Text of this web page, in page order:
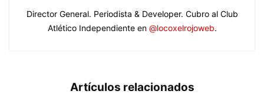
Director General. Periodista & Developer. Cubro al Club
Atlético Independiente en @locoxelrojoweb.
Artículos relacionados